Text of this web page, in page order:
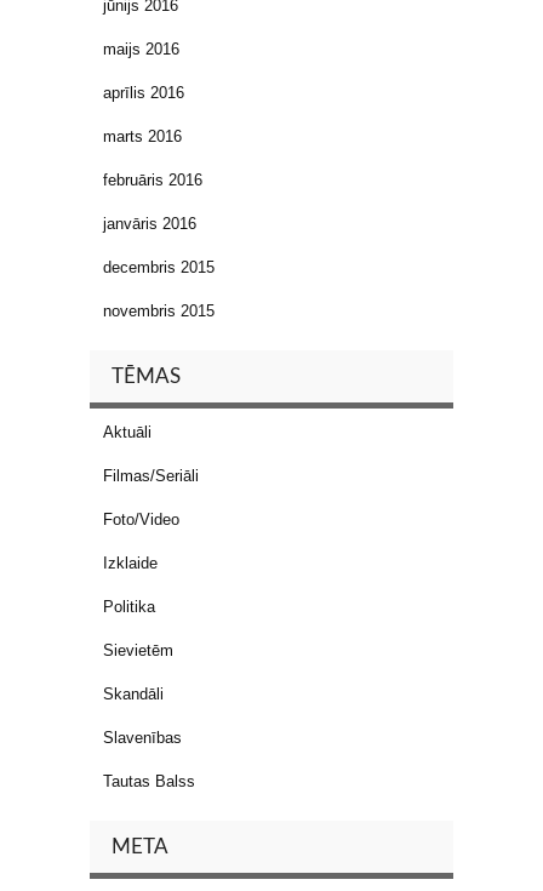
jūnijs 2016
maijs 2016
aprīlis 2016
marts 2016
februāris 2016
janvāris 2016
decembris 2015
novembris 2015
TĒMAS
Aktuāli
Filmas/Seriāli
Foto/Video
Izklaide
Politika
Sievietēm
Skandāli
Slavenības
Tautas Balss
META